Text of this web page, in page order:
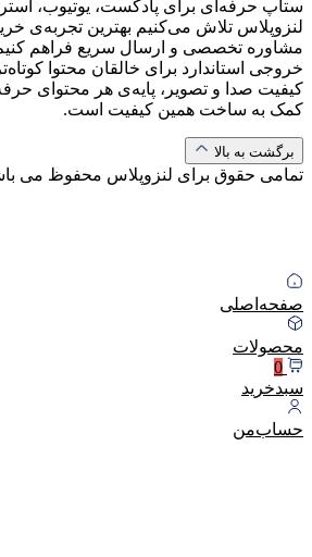
ستاپ حرفه‌ای برای پادکست، یوتیوب، استریم
لنزوپلاس تلاش می‌کنیم بهترین تجربه‌ی
مشاوره تخصصی و ارسال سریع فراهم
خروجی استاندارد برای خالقان محتوا
کیفیت صدا و تصویر، پایه‌ی هر محتوای
کمک به ساخت همین کیفیت است.
برگشت به بالا
تمامی حقوق برای لنزوپلاس محفوظ می
صفحه‌اصلی
محصولات
0
سبد‌خرید
حساب‌من